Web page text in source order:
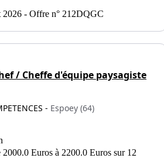
2026 - Offre n° 212DQGC
/ Cheffe d'équipe paysagiste
- Espoey (64)
2000.0 Euros à 2200.0 Euros sur 12